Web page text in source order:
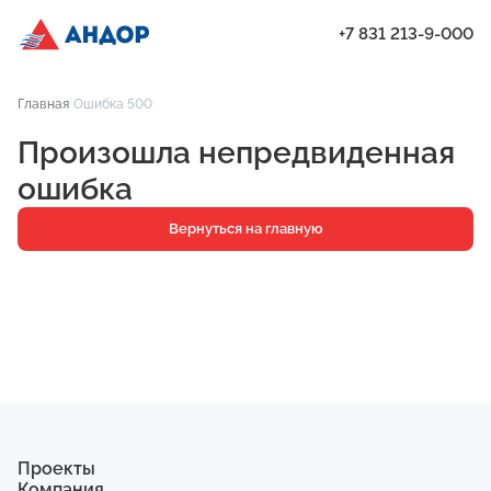
Проекты
Квартиры
Паркинг
Кладовые
+7 831 213-9-000
Главная Ошибка 500
Произошла непредвиденная
ошибка
Вернуться на главную
Проекты